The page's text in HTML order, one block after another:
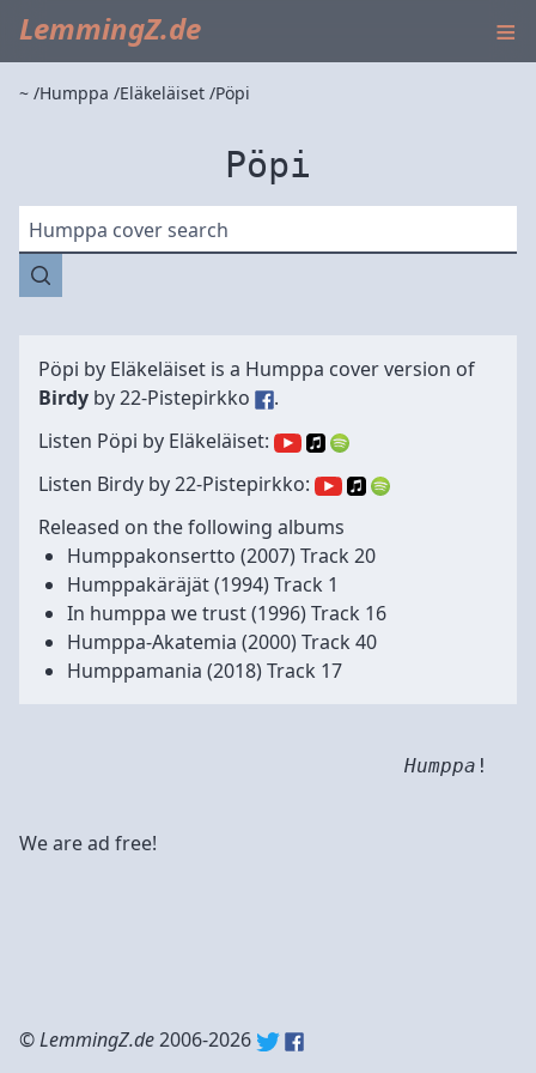
LemmingZ.de ≡
~ Humppa Eläkeläiset Pöpi
Pöpi
Humppa cover search
Pöpi by Eläkeläiset is a Humppa cover version of
Birdy by22-Pistepirkko
.
Listen Pöpi by Eläkeläiset:
Listen Birdy by 22-Pistepirkko:
Released on the following albums
Humppakonsertto (2007) Track 20
Humppakäräjät(1994) Track 1
In humppa we trust(1996) Track 16
Humppa-Akatemia (2000) Track 40
Humppamania (2018) Track 17
Humppa !
We are ad free!
©LemmingZ.de2006-2026